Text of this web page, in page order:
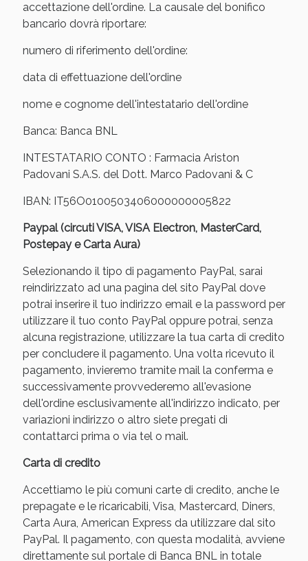
accettazione dell'ordine. La causale del bonifico
bancario dovrà riportare:
numero di riferimento dell'ordine:
data di effettuazione dell'ordine
nome e cognome dell'intestatario dell'ordine
Banca: Banca BNL
INTESTATARIO CONTO : Farmacia Ariston
Padovani S.A.S. del Dott. Marco Padovani & C
IBAN: IT56O0100503406000000005822
Paypal (circuti VISA, VISA Electron, MasterCard,
Postepay e Carta Aura)
Selezionando il tipo di pagamento PayPal, sarai
reindirizzato ad una pagina del sito PayPal dove
potrai inserire il tuo indirizzo email e la password per
utilizzare il tuo conto PayPal oppure potrai, senza
alcuna registrazione, utilizzare la tua carta di credito
per concludere il pagamento. Una volta ricevuto il
pagamento, invieremo tramite mail la conferma e
successivamente provvederemo all'evasione
dell'ordine esclusivamente all'indirizzo indicato, per
variazioni indirizzo o altro siete pregati di
contattarci prima o via tel o mail.
Carta di credito
Accettiamo le più comuni carte di credito, anche le
prepagate e le ricaricabili, Visa, Mastercard, Diners,
Carta Aura, American Express da utilizzare dal sito
PayPal. Il pagamento, con questa modalità, avviene
direttamente sul portale di Banca BNL in totale
Benessere Intestinale: Sconto fino al 55% valido
oggi!